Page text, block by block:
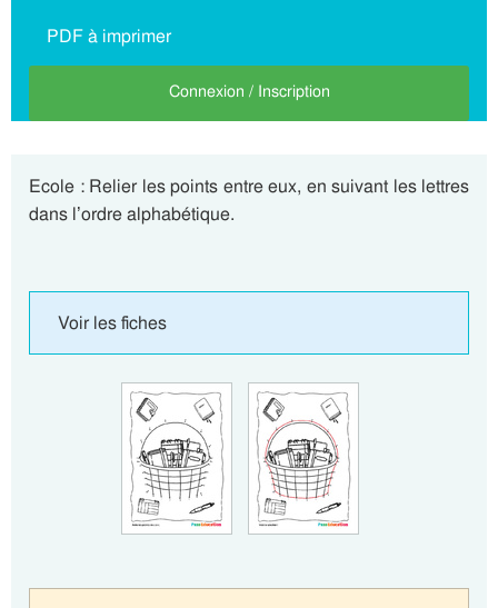
PDF à imprimer
Connexion / Inscription
Ecole : Relier les points entre eux, en suivant les lettres
dans l’ordre alphabétique.
Voir les fiches